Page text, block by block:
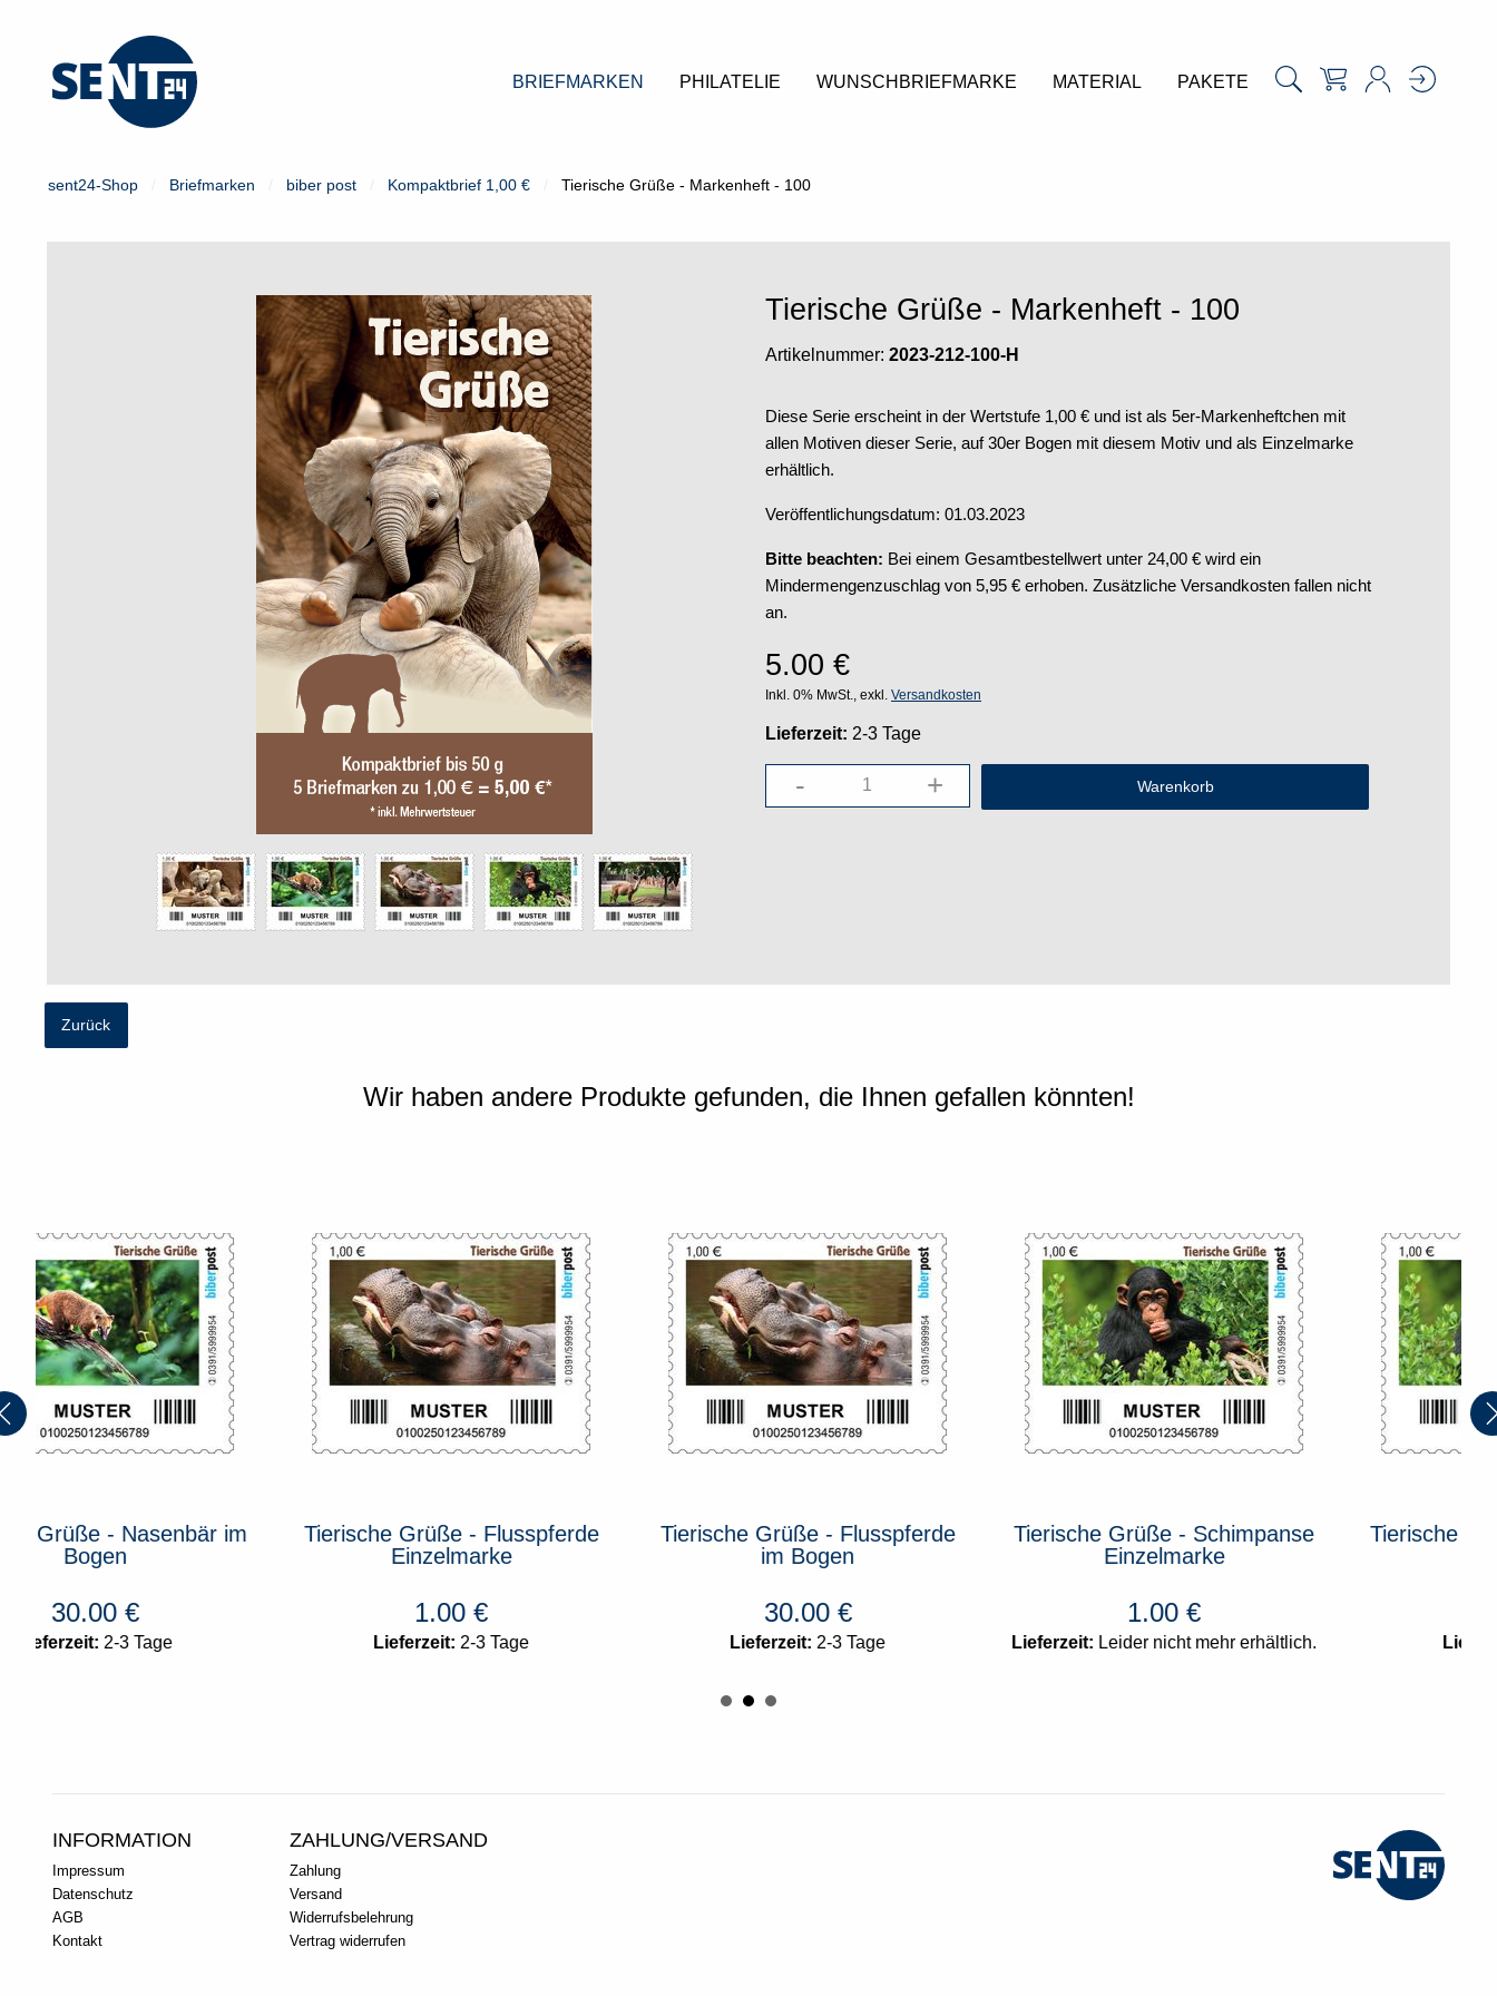
BRIEFMARKEN PHILATELIE WUNSCHBRIEFMARKE MATERIAL PAKETE
sent24-Shop Briefmarken biber post Kompaktbrief 1,00 € Tierische Grüße - Markenheft - 100
Tierische Grüße - Markenheft - 100
Artikelnummer: 2023-212-100-H
Diese Serie erscheint in der Wertstufe 1,00 € und ist als 5er-Markenheftchen mit
allen Motiven dieser Serie, auf 30er Bogen mit diesem Motiv und als Einzelmarke
erhältlich.
Veröffentlichungsdatum: 01.03.2023
Bitte beachten: Bei einem Gesamtbestellwert unter 24,00 € wird ein
Mindermengenzuschlag von 5,95 € erhoben. Zusätzliche Versandkosten fallen nicht
an.
5.00 €
Inkl. 0% MwSt., exkl. Versandkosten
Lieferzeit: 2-3 Tage
- +
Zurück
Wir haben andere Produkte gefunden, die Ihnen gefallen könnten!
Tierische Grüße - Flusspferde
Lieferzeit:
Tierische Grüße - Flusspferde
Lieferzeit:
Tierische Grüße - Schimpanse
Lieferzeit:Leider nicht mehr erhältlich.
Tierische Grüße - Schimpanse
Lieferzeit: 2-3 Tage
INFORMATION
Impressum
Datenschutz
AGB
Kontakt
ZAHLUNG/VERSAND
Zahlung
Versand
Widerrufsbelehrung
Vertrag widerrufen